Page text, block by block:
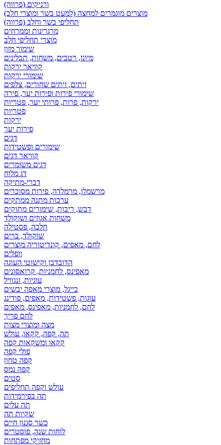
ורניקים (פרווה)
מוצרים מוגמרים למחצה (למעט בשר ומוצרי חלב)
תחליפי בשר וחלב (פרווה)
מרגרינות וממרחים
מוצרי תחליפי חלב
שימור מזון
מיונז, רטבים, משחות, תבלינים
קוויאר ירקות
שימורי ירקות
זיתים, זיתים שחורים, צלפים
שימורי פירות ופירות יער, פירה
ירקות, פרות, פרותי יער, פטריות
פטריות
ירקות
פירות יער
דגים
שימורים ופשטידות
קוויאר דגים
דגים משומרים
דג מלוח
דברי-מתיקה
מרשמלו, מרמלדה, פירות מסוכרים
ערכות מתנה ממתקים
דבש, ריבות, שימורים מתוקים
משחות אגוזים ושוקולד
חלבה, פסטילה
שוקולד, ברים
לחם, מאפים, קונדיטוריה מוצרים
וופלים
הדובדבן וקישוטי העוגה
מאפינס, לחמניות, קרואסונים
עוגיות, זנגוויל
בייגל, מוצרי מאפה יבשים
עוגות, פשטידות, מאפים, פודינג
לחם, לחמניות, מאפינס, מאפים
לחם פריך
מצה ומוצרי מצות
תה, קפה, קקאו, עולש
קקאו ומשקאות קפה
פולי קפה
קפה טחון
קפה נמס
סטים
עולש וקפה תחליפים
תה בפירמידות
תה עלים
שקיות תה
כשר סגנון חיים
לוחות שנה, פוסטרים
מחזיקי מפתחות